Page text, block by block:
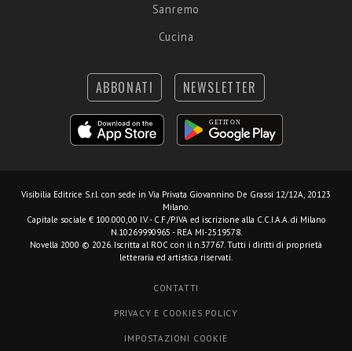
Sanremo
Cucina
ABBONATI NEWSLETTER
Visibilia Editrice S.r.l. con sede in Via Privata Giovannino De Grassi 12/12A, 20123
Milano.
Capitale sociale € 100.000,00 I.V. - C.F./P.IVA ed iscrizione alla C.C.I.A.A. di Milano
N.10269990965 - REA MI-2519578.
Novella 2000 © 2026. Iscritta al ROC con il n.37767. Tutti i diritti di proprietà
letteraria ed artistica riservati.
CONTATTI
PRIVACY E COOKIES POLICY
IMPOSTAZIONI COOKIE